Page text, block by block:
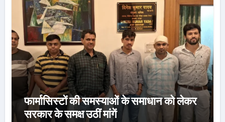
फार्मासिस्टों की समस्याओं के समाधान को लेकर
सरकार के समक्ष उठीं मांगें